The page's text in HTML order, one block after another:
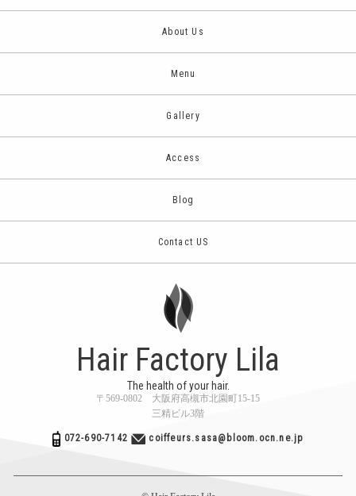
About Us
Menu
Gallery
Access
Blog
Contact US
Hair Factory Lila
The health of your hair.
〒569-0802 大阪府高槻市北園町15-15
三精ビル3階
072-690-7142 coiffeurs.sasa@bloom.ocn.ne.jp